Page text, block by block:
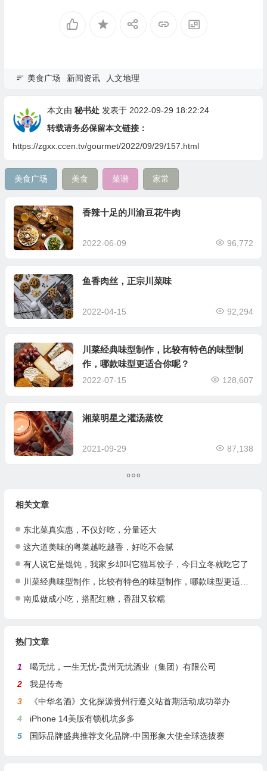
美食广场 新闻资讯 人文地理
本文由 秘书处发表于 2022-09-29 18:22:24
转载请务必保留本文链接：
https://zgxx.ccen.tv/gourmet/2022/09/29/157.html
美食广场 美食 菜谱 家常
香辣十足的川渝豆花牛肉
2022-06-09 96,772
鱼香肉丝，正宗川菜味
2022-04-15 92,294
川菜经典味型制作，比较有特色的味型制
作，哪款味型更适合你呢？
2022-07-15 128,607
湘菜明星之灌汤蒸饺
2021-09-29 87,138
相关文章
东北菜真实惠，不仅好吃，分量还大
这六道美味的粤菜越吃越香，好吃不会腻
有人说它是馄饨，我家乡却叫它猫耳饺子，今日立冬就吃它了
川菜经典味型制作，比较有特色的味型制作，哪款味型更适合你呢？
南瓜做成小吃，搭配红糖，香甜又软糯
热门文章
1
喝无忧，一生无忧-贵州无忧酒业（集团）有限公司
2
我是传奇
3
《中华名酒》文化探源贵州行遵义站首期活动成功举办
4
iPhone 14美版有锁机坑多多
5
国际品牌盛典推荐文化品牌-中国形象大使全球选拔赛